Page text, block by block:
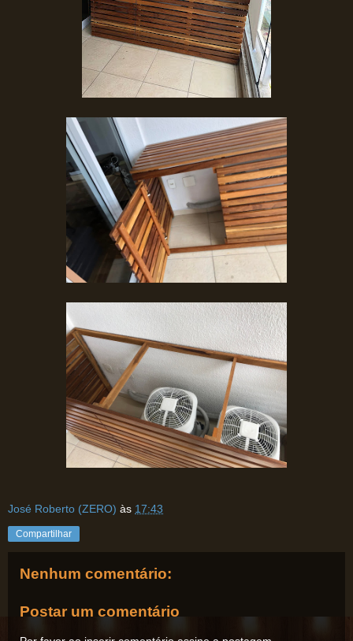
José Roberto (ZERO) às 17:43
Compartilhar
Nenhum comentário:
Postar um comentário